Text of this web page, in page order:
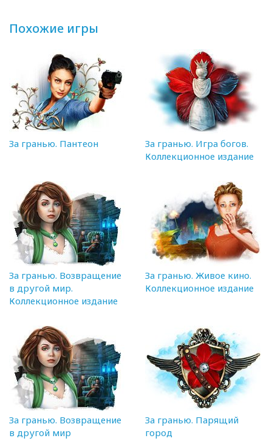
Похожие игры
За гранью. Пантеон
За гранью. Игра богов.
Коллекционное издание
За гранью. Возвращение
в другой мир.
Коллекционное издание
За гранью. Живое кино.
Коллекционное издание
За гранью. Возвращение
в другой мир
За гранью. Парящий
город